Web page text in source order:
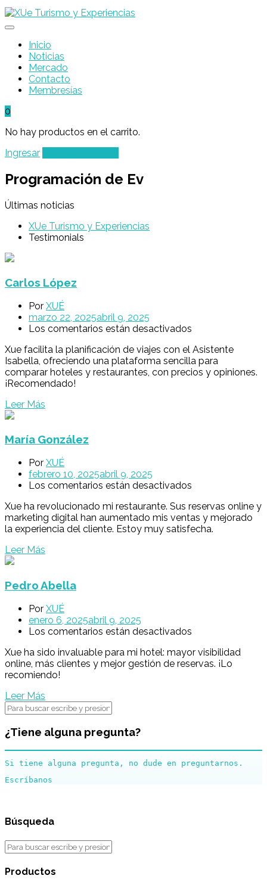
Inicio
Noticias
Mercado
Contacto
Membresías
0
No hay productos en el carrito.
Ingresar
Programación de Ev
Últimas noticias
XUe Turismo y Experiencias
Testimonials
Carlos López
Por XUÉ
marzo 22, 2025abril 9, 2025
Los comentarios están desactivados
Xue facilita la planificación de viajes con el Asistente
Isabella, ofreciendo una plataforma sencilla para
comparar hoteles y restaurantes, con precios y opiniones.
¡Recomendado!
Leer Más
María González
Por XUÉ
febrero 10, 2025abril 9, 2025
Los comentarios están desactivados
Xue ha revolucionado mi restaurante. Sus reservas online y
marketing digital han aumentado mis ventas y mejorado
la experiencia del cliente. Estoy muy satisfecha.
Leer Más
Pedro Abella
Por XUÉ
enero 6, 2025abril 9, 2025
Los comentarios están desactivados
Xue ha sido invaluable para mi hotel: mayor visibilidad
online, más clientes y mejor gestión de reservas. ¡Lo
recomiendo!
Leer Más
¿Tiene alguna pregunta?
Si tiene alguna pregunta, no dude en preguntarnos.
Búsqueda
Productos